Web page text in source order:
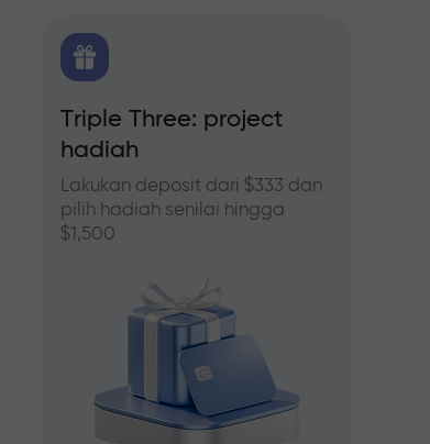
Triple Three: project
hadiah
Lakukan deposit dari $333 dan
pilih hadiah senilai hingga
$1,500